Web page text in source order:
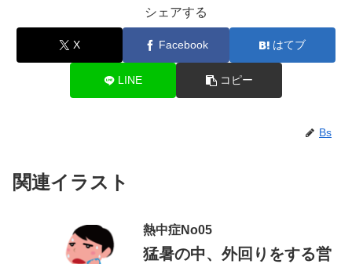
シェアする
X Facebook はてブ
LINE コピー
Bs
関連イラスト
熱中症No05
猛暑の中、外回りをする営